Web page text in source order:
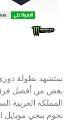
المملكة العربية
نجوم ببجي موبايل